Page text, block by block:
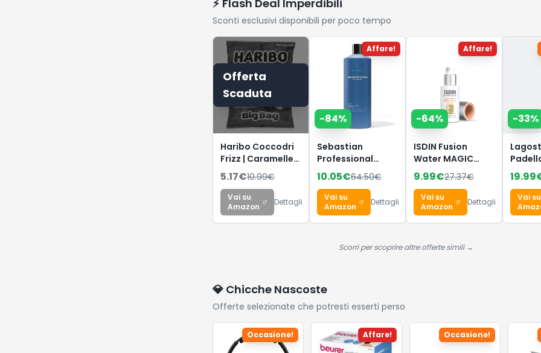
Automatico per
Auto, Moto, Bici,
Palloni
⚡ Flash Deal Imperdibili
Sconti esclusivi disponibili per poco tempo
Offerta
Scaduta
Haribo Coccodri
Frizz | Caramelle
Gommose
Frizzanti, Gusto
Frutta, Ideali per
Feste, 1 Kg
5.17€10.99€
Vai su
Amazon
Dettagli
Affare!
-84%
Sebastian
Professional
Hydre Intensely
Hydrating
Conditioner –
Balsamo
idratante
capelli secchi,
morbida e liscia,
1L
10.05€64.50€
Vai su
Amazon
Dettagli
Affare!
-64%
ISDIN Fusion
Water MAGIC
Repair Color SPF
50 (50 ml) |
Crema Solare
Viso Antietà
Colorata | Tripla
Antinvecchiamento
9.99€27.37€
Vai su
Amazon
Dettagli
-33%
cm,
Gas e
19.99
Vai su
Scorri per scoprire altre offerte simili →
💎 Chicche Nascoste
Offerte selezionate che potresti esserti perso
Occasione! Affare! Occasione!